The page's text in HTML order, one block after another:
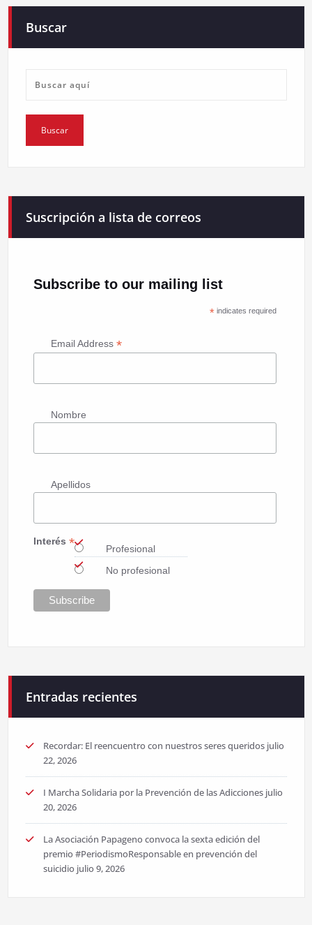
Buscar
Suscripción a lista de correos
Subscribe to our mailing list
*indicates required
Email Address *
Nombre
Apellidos
Interés *
Profesional
No profesional
Entradas recientes
Recordar: El reencuentro con nuestros seres queridos julio
22, 2026
I Marcha Solidaria por la Prevención de las Adicciones julio
20, 2026
La Asociación Papageno convoca la sexta edición del
premio #PeriodismoResponsable en prevención del
suicidio julio 9, 2026